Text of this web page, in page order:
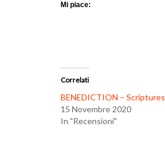
Mi piace:
Correlati
BENEDICTION – Scriptures
15 Novembre 2020
In "Recensioni"